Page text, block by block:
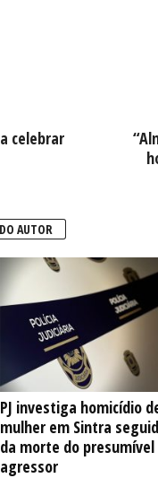
celebrar
AUTOR
PJ investiga homicídio
mulher em Sintra
da morte do presumível
agressor